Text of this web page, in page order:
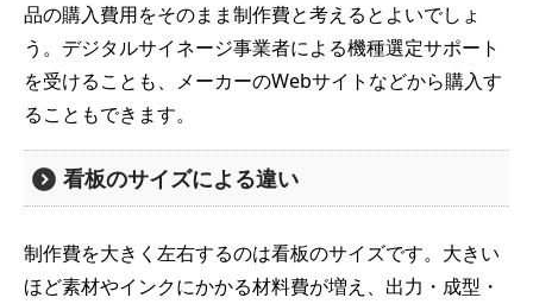
品の購入費用をそのまま制作費と考えるとよいでしょ
う。デジタルサイネージ事業者による機種選定サポート
を受けることも、メーカーのWebサイトなどから購入す
ることもできます。
看板のサイズによる違い
制作費を大きく左右するのは看板のサイズです。大きい
ほど素材やインクにかかる材料費が増え、出力・成型・